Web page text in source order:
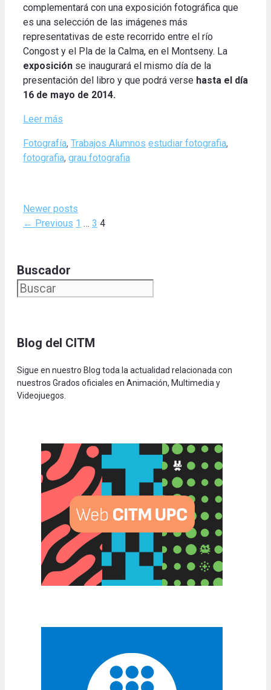
complementará con una exposición fotográfica que
es una selección de las imágenes más
representativas de este recorrido entre el río
Congost y el Pla de la Calma, en el Montseny. La
exposición se inaugurará el mismo día de la
presentación del libro y que podrá verse hasta el día
16 de mayo de 2014.
Leer más
Categories
Fotografía, Trabajos Alumnos Tags
estudiar fotografia,
fotografia, grau fotografia
Newer posts
← Previous Page
1 … Page
3 Page
4
Buscador
Blog del CITM
Sigue en nuestro Blog toda la actualidad relacionada con
nuestros Grados oficiales en Animación, Multimedia y
Videojuegos.